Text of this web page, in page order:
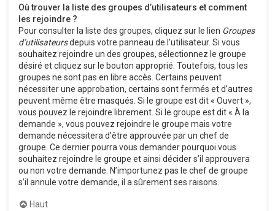
Où trouver la liste des groupes d’utilisateurs et comment
les rejoindre ?
Pour consulter la liste des groupes, cliquez sur le lien Groupes
d’utilisateursdepuis votre panneau de l’utilisateur. Si vous
souhaitez rejoindre un des groupes, sélectionnez le groupe
désiré et cliquez sur le bouton approprié. Toutefois, tous les
groupes ne sont pas en libre accès. Certains peuvent
nécessiter une approbation, certains sont fermés et d’autres
peuvent même être masqués. Si le groupe est dit « Ouvert »,
vous pouvez le rejoindre librement. Si le groupe est dit « À la
demande », vous pouvez rejoindre le groupe mais votre
demande nécessitera d’être approuvée par un chef de
groupe. Ce dernier pourra vous demander pourquoi vous
souhaitez rejoindre le groupe et ainsi décider s’il approuvera
ou non votre demande. N’importunez pas le chef de groupe
s’il annule votre demande, il a sûrement ses raisons.
Haut